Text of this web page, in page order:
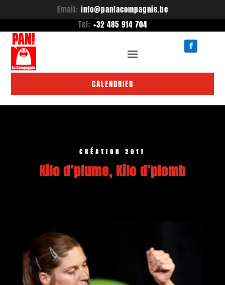
Email: info@panlacompagnie.be
Tel: +32 485 914 704
CALENDRIER
CRÉATION 2011
Kilo d’plume, Kilo d’plomb